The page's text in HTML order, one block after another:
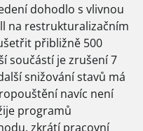
dohodlo s vlivnou
na restrukturalizačním
přibližně 500
součástí je zrušení 7
snižování stavů má
navíc není
programů
zkrátí pracovní